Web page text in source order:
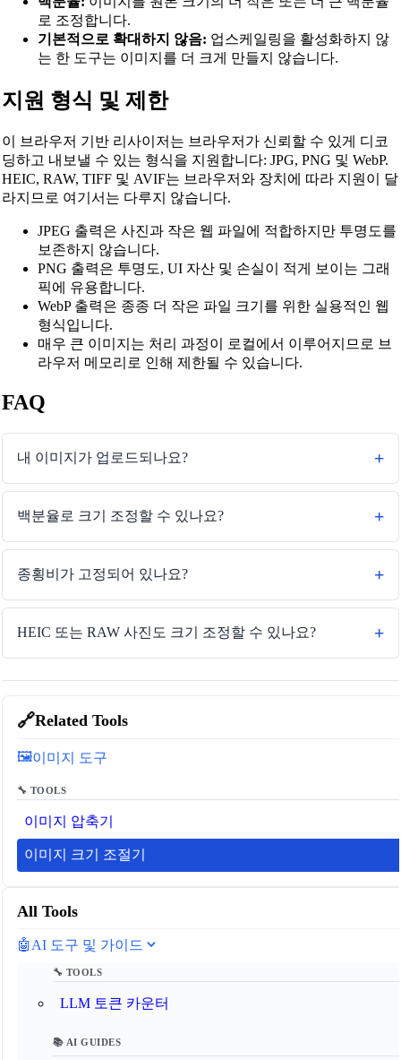
🔗Related Tools
🖼️이미지 도구
🔧 TOOLS
이미지 압축기
이미지 크기 조절기
All Tools
🤖 AI 도구 및 가이드
🔧 TOOLS
LLM 토큰 카운터
📚 AI GUIDES
로 조정합니다.
기본적으로 확대하지 않음: 업스케일링을 활성화하지 않
는 한 도구는 이미지를 더 크게 만들지 않습니다.
지원 형식 및 제한
이 브라우저 기반 리사이저는 브라우저가 신뢰할 수 있게 디코
딩하고 내보낼 수 있는 형식을 지원합니다: JPG, PNG 및 WebP.
HEIC, RAW, TIFF 및 AVIF는 브라우저와 장치에 따라 지원이 달
라지므로 여기서는 다루지 않습니다.
JPEG 출력은 사진과 작은 웹 파일에 적합하지만 투명도를
보존하지 않습니다.
PNG 출력은 투명도, UI 자산 및 손실이 적게 보이는 그래
픽에 유용합니다.
WebP 출력은 종종 더 작은 파일 크기를 위한 실용적인 웹
형식입니다.
매우 큰 이미지는 처리 과정이 로컬에서 이루어지므로 브
라우저 메모리로 인해 제한될 수 있습니다.
FAQ
내 이미지가 업로드되나요?
백분율로 크기 조정할 수 있나요?
종횡비가 고정되어 있나요?
HEIC 또는 RAW 사진도 크기 조정할 수 있나요?